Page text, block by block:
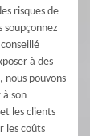
risques de
soupçonnez
à des
nous pouvons
son
les clients
les coûts